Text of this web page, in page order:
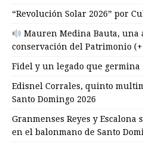
“Revolución Solar 2026” por
Mauren Medina Bauta, una
conservación del Patrimonio
Fidel y un legado que germina
Edisnel Corrales, quinto
Santo Domingo 2026
Granmenses Reyes y Escalona
en el balonmano de Santo